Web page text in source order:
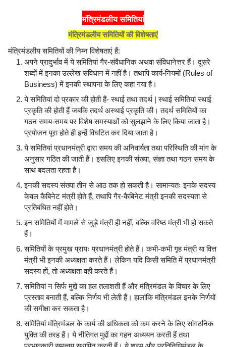
मंत्रिमंडलीय समितियां
मंत्रिमंडलीय समितियों की विशेषताएं
मंत्रिमंडलीय समितियों की निम्न विशेषताएं हैं:
अपने प्रादुर्भाव में ये समितियां गैर-संवैधानिक अथवा संविधानेत्तर हैं। दूसरे
शब्दों में इनका उल्लेख संविधान में नहीं है। तथापि कार्य-नियमों (Rules of
Business) में इनकी स्थापना के लिए कहा गया है।
ये समितियां दो प्रकार की होती हैं- स्थाई तथा तदर्थ | स्थाई समितियां स्थाई
प्रकृति की होती हैं जबकि तदर्थ अस्थाई प्रकृति की। तदर्थ समितियों का
गठन समय-समय पर विशेष समस्याओं को सुलझाने के लिए किया जाता है।
प्रयोजन पूरा होते ही इन्हें विघटित कर दिया जाता है।
ये समितियां प्रधानमंत्री द्वारा समय की अनिवार्यता तथा परिस्थिति की मांग के
अनुसार गठित की जाती हैं। इसलिए इनकी संख्या, संज्ञा तथा गठन समय के
साथ बदलता रहता है।
इनकी सदस्य संख्या तीन से आठ तक हो सकती है। सामान्यतः इनके सदस्य
केवल कैबिनेट मंत्री होते हैं, तथापि गैर-कैबिनेट मंत्री इनकी सदस्यता से
प्रतिबंधित नहीं होते।
इन समितियों में मामले से जुड़े मंत्री ही नहीं, बल्कि वरिष्ठ मंत्री भी हो सकते
हैं।
समितियों के प्रमुख प्रायः प्रधानमंत्री होते हैं। कभी-कभी गृह मंत्री या वित्त
मंत्री भी इनकी अध्यक्षता करते हैं। लेकिन यदि किसी समिति में प्रधानमंत्री
सदस्य हों, तो अध्यक्षता वही करते हैं।
समितियां न सिर्फ मुद्दों का हल तलाशती हैं और मंत्रिमंडल के विचार के लिए
प्रस्ताव बनाती हैं, बल्कि निर्णय भी लेती हैं। हालांकि मंत्रिमंडल इनके निर्णयों
की समीक्षा कर सकता है।
समितियां मंत्रिमंडल के कार्य की अधिकता को कम करने के लिए सांगठनिक
युक्ति की तरह हैं। ये नीतिगत मुद्दों का गहन अध्ययन करती हैं तथा